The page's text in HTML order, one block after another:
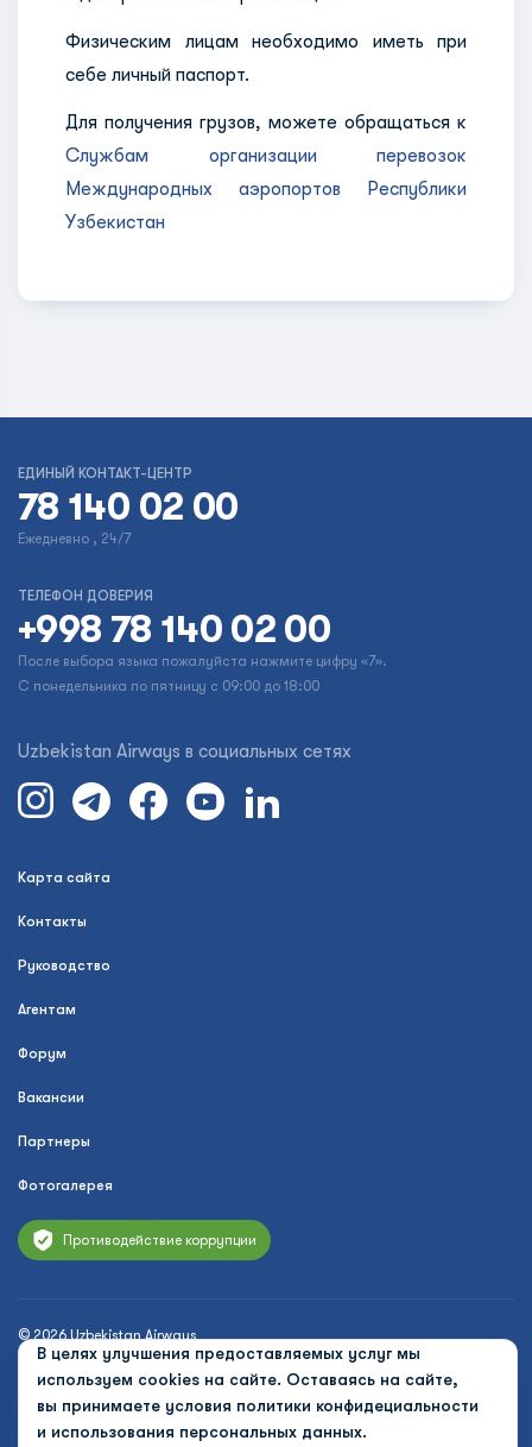
В целях улучшения предоставляемых услуг мы
используем cookies на сайте. Оставаясь на сайте,
вы принимаете условия политики конфидециальности
и использования персональных данных.
Физическим лицам необходимо иметь при
себе личный паспорт.
Для получения грузов, можете обращаться к
Службам организации перевозок
Международных аэропортов Республики
Узбекистан
ЕДИНЫЙ КОНТАКТ-ЦЕНТР
78 140 02 00
Ежедневно , 24/7
ТЕЛЕФОН ДОВЕРИЯ
+998 78 140 02 00
После выбора языка пожалуйста нажмите цифру «7».
С понедельника по пятницу с 09:00 до 18:00
Uzbekistan Airways в социальных сетях
Карта сайта
Контакты
Руководство
Агентам
Форум
Вакансии
Партнеры
Фотогалерея
Противодействие коррупции
© 2026 Uzbekistan Airways
Политика конфиденциальности
Публичная оферта